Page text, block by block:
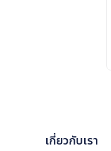
เกี่ยวกับเรา